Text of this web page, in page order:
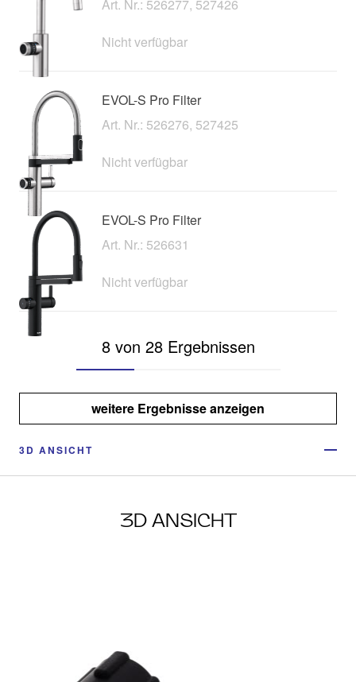
Art. Nr.: 526277, 527426
Nicht verfügbar
EVOL-S Pro Filter
Art. Nr.: 526276, 527425
Nicht verfügbar
EVOL-S Pro Filter
Art. Nr.: 526631
Nicht verfügbar
8 von 28 Ergebnissen
weitere Ergebnisse anzeigen
3D ANSICHT
3D ANSICHT